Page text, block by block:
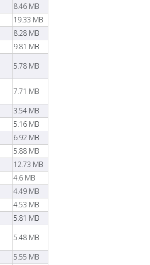
8.46 MB
19.33 MB
8.28 MB
9.81 MB
5.78 MB
7.71 MB
3.54 MB
5.16 MB
6.92 MB
5.88 MB
12.73 MB
4.6 MB
4.49 MB
4.53 MB
5.81 MB
5.48 MB
5.55 MB